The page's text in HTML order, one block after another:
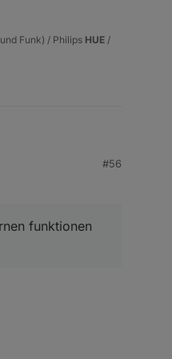
verfügbaren
das auch mal
Funk) / Philips HUE /
vom VIS
#56
funktionen